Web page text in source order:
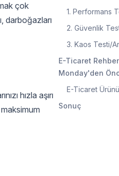
çok
darboğazları
hızla aşırı
1. Performans
2. Güvenlik
3. Kaos Testi/
E-Ticaret
Monday'den
E-Ticaret
Sonuç